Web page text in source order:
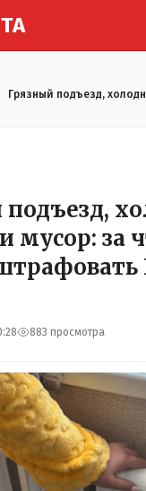
мусор: за
883 просмотра